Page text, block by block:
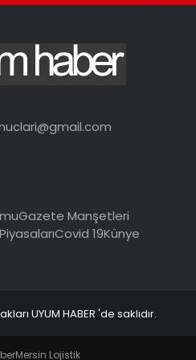
Gazete Manşetleri
Covid 19Künye
UYUM HABER 'de saklıdır.
Mersin Lojistik